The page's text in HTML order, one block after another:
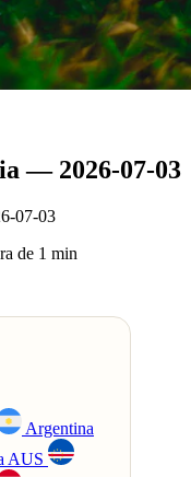
— 2026-07-03
07-03
de 1 min
Argentina
AUS